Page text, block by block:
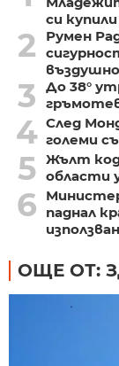
си
2
Румен
3
До 38°
4 След
големи
5 Жълт код
области
6
паднал
ОЩЕ ОТ: